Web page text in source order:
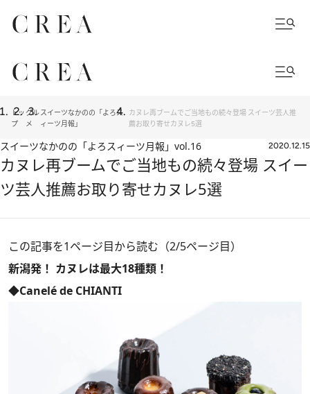
トッ
プ
グル
メ
スイーツなかのの「よろス
ィーツ月報」
カヌレ再ブームでご当地もの続々登場 スイーツ芸人推
薦お取り寄せカヌレ5選
スイーツなかのの「よろスィーツ月報」 vol.16 2020.12.15
カヌレ再ブームでご当地もの続々登場 スイー
ツ芸人推薦お取り寄せカヌレ5選
この記事を1ページ目から読む（2/5ページ目）
新潟発！ カヌレは最大18種類！
◆Canelé de CHIANTI